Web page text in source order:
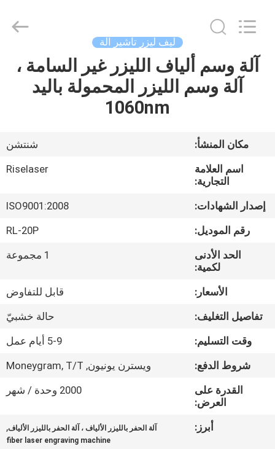
مسكن
عرض
الواقع
الافتراضي
معلومات
في
المعمل
مراقبة
الجودة
Technology
Rights
ليف ليزر تأشير آلة
آلة وسم ألياف الليزر غير السامة ،
آلة وسم الليزر المحمولة باليد
1060nm
مكان المنشأ:
شنتشن
اسم العلامة
التجارية:
Riselaser
إصدار الشهادات:
ISO9001:2008
رقم الموديل:
RL-20P
الحد الأدنى
لكمية:
1 مجموعة
الأسعار:
قابل للتفاوض
تفاصيل التغليف:
حالة خشبيّ
وقت التسليم:
5-9 أيام عمل
شروط الدفع:
ويسترن يونيون, Moneygram, T/T
القدرة على
العرض:
2000 وحدة / شهر
أبرز: آلة الحفر بالليزر الألياف ، آلة الحفر بالليزر الألياف,
fiber laser engraving machine